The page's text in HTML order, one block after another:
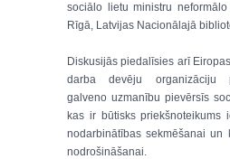
sociālo lietu ministru
Rīgā, Latvijas Nacionālajā
Diskusijās piedalīsies arī
darba devēju organizāciju
galveno uzmanību pievērsīs
kas ir būtisks priekšnoteikums
nodarbinātības sekmēšanai un
nodrošināšanai.